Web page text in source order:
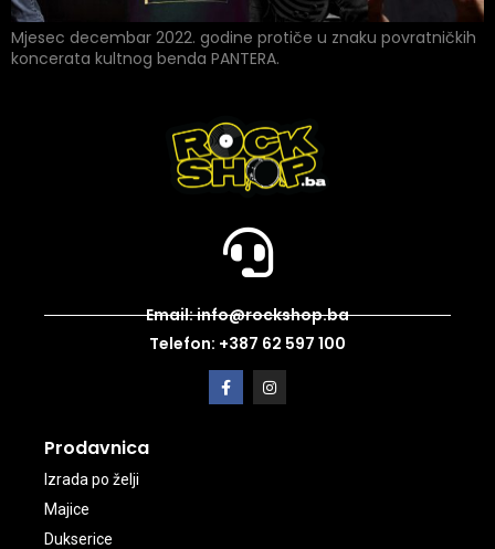
Mjesec decembar 2022. godine protiče u znaku povratničkih
koncerata kultnog benda PANTERA.
Email: info@rockshop.ba
Telefon: +387 62 597 100
Prodavnica
Izrada po želji
Majice
Dukserice